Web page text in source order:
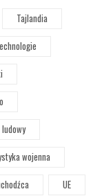
Tajlandia
wojenna
UE